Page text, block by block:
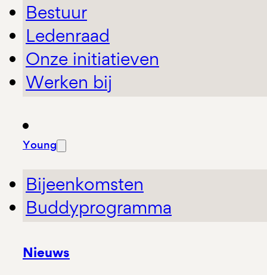
Bestuur
Ledenraad
Onze initiatieven
Werken bij
Young
Bijeenkomsten
Buddyprogramma
Nieuws